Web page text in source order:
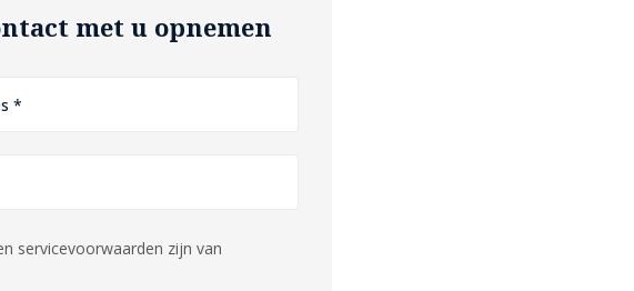
met u opnemen
servicevoorwaarden zijn van